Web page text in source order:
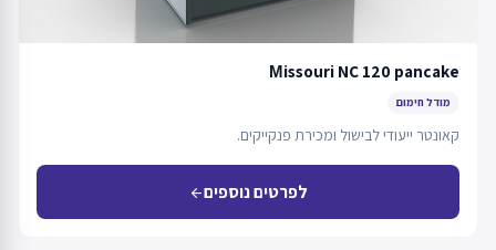
Мissouri NC 120 pancake
מודל חימום
קאונטר ייעודי לבישול ומכירת פנקייקים.
לפרטים נוספיםarrow_back